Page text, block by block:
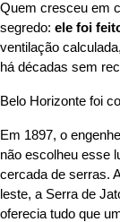
Quem cresceu em
segredo: ele foi
ventilação
há décadas sem
Belo Horizonte foi
Em 1897, o
não escolheu esse
cercada de serras.
leste, a Serra de
oferecia tudo que